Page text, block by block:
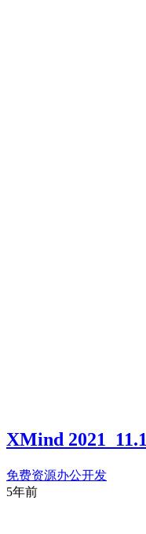
XMind
免费资源办公开发
5年前